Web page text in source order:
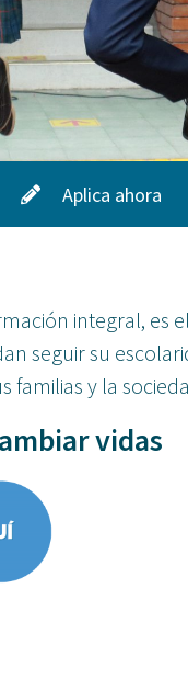
Aplica ahora
integral, es
seguir su
familias y la
vidas